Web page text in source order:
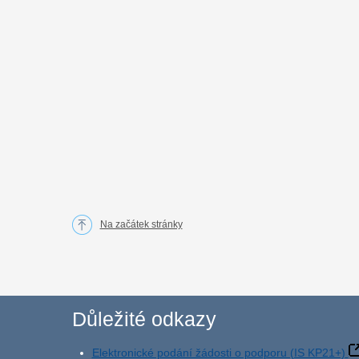
Na začátek stránky
Důležité odkazy
Elektronické podání žádosti o podporu (IS KP21+)